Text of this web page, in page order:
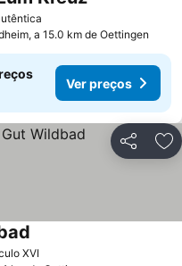
a 15.0 km de Oettingen
Ver preços
Partilhar
XVI